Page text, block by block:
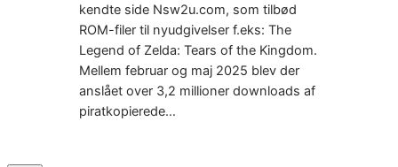
kendte side Nsw2u.com, som tilbød
ROM-filer til nyudgivelser f.eks: The
Legend of Zelda: Tears of the Kingdom.
Mellem februar og maj 2025 blev der
anslået over 3,2 millioner downloads af
piratkopierede…